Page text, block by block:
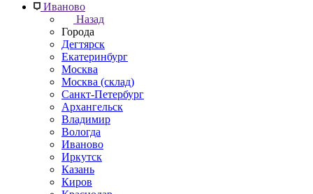
Иваново
Назад
Города
Дегтярск
Екатеринбург
Москва
Москва (склад)
Санкт-Петербург
Архангельск
Владимир
Вологда
Иваново
Иркутск
Казань
Киров